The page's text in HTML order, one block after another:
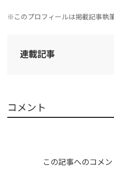
※このプロフィールは掲載記事執
連載記事
コメント
この記事へのコメン